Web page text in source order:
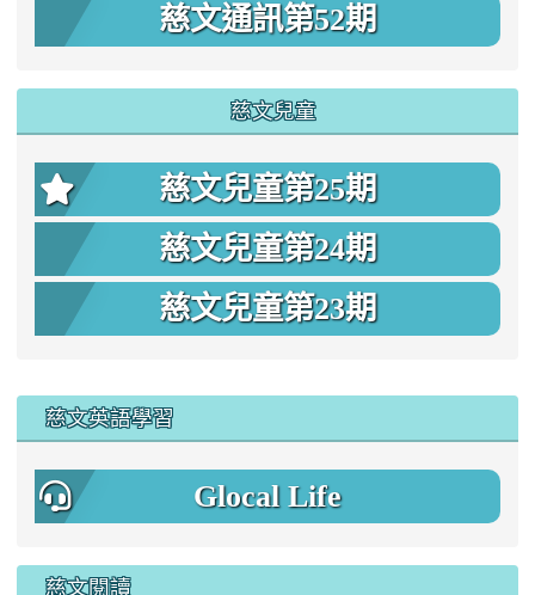
慈文通訊第52期
慈文兒童
慈文兒童第25期
慈文兒童第24期
慈文兒童第23期
慈文英語學習
Glocal Life
慈文閱讀